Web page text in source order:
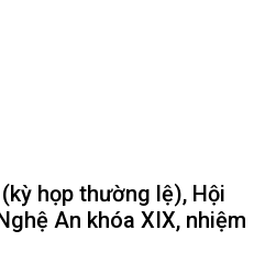
họp thường lệ), Hội
An khóa XIX, nhiệm